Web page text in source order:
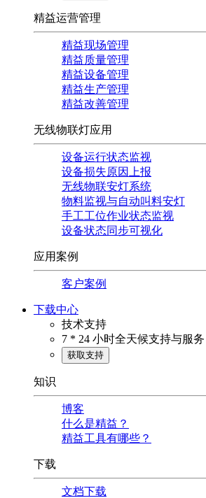
精益运营管理
精益现场管理
精益质量管理
精益设备管理
精益生产管理
精益改善管理
无线物联灯应用
设备运行状态监视
设备损失原因上报
无线物联安灯系统
物料监视与自动叫料安灯
手工工位作业状态监视
设备状态同步可视化
应用案例
客户案例
下载中心
技术支持
7 * 24 小时全天候支持与服务
获取支持
知识
博客
什么是精益？
精益工具有哪些？
下载
文档下载